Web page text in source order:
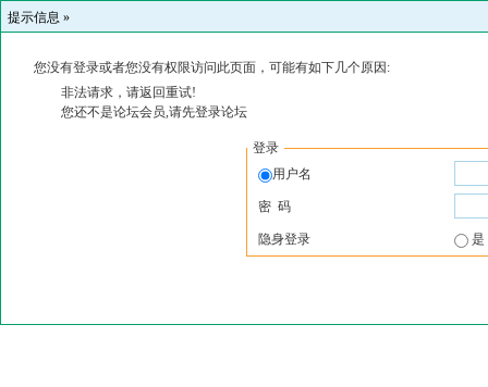
提示信息 »
您没有登录或者您没有权限访问此页面，可能有如下几个原因:
非法请求，请返回重试!
您还不是论坛会员,请先登录论坛
登录
用户名
密 码
隐身登录